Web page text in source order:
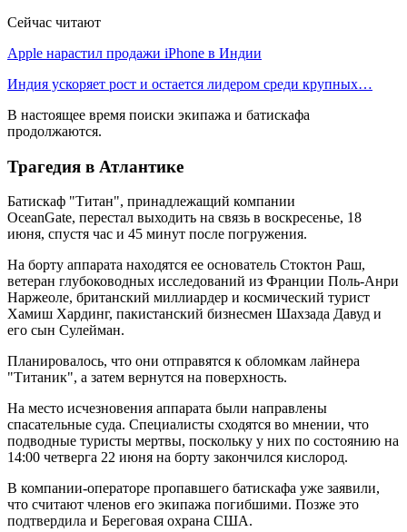
Сейчас читают
Apple нарастил продажи iPhone в Индии
Индия ускоряет рост и остается лидером среди крупных…
В настоящее время поиски экипажа и батискафа
продолжаются.
Трагедия в Атлантике
Батискаф "Титан", принадлежащий компании
OceanGate, перестал выходить на связь в воскресенье, 18
июня, спустя час и 45 минут после погружения.
На борту аппарата находятся ее основатель Стоктон Раш,
ветеран глубоководных исследований из Франции Поль-Анри
Наржеоле, британский миллиардер и космический турист
Хамиш Хардинг, пакистанский бизнесмен Шахзада Давуд и
его сын Сулейман.
Планировалось, что они отправятся к обломкам лайнера
"Титаник", а затем вернутся на поверхность.
На место исчезновения аппарата были направлены
спасательные суда. Специалисты сходятся во мнении, что
подводные туристы мертвы, поскольку у них по состоянию на
14:00 четверга 22 июня на борту закончился кислород.
В компании-операторе пропавшего батискафа уже заявили,
что считают членов его экипажа погибшими. Позже это
подтвердила и Береговая охрана США.